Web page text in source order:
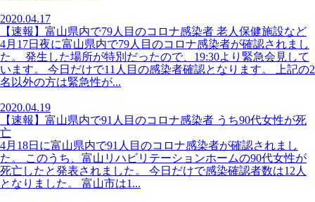
2020.04.17
【速報】富山県内で79人目のコロナ感染者 老人保健施設など
4月17日夜に富山県内で79人目のコロナ感染者が確認されまし
た。 発生した場所が特別だったので、19:30より緊急会見して
います。 今日だけで11人目の感染者確認となります。 上記の2
名以外の方は緊急性が...
2020.04.19
【速報】富山県内で91人目のコロナ感染者 うち90代女性が死
亡
4月18日に富山県内で91人目のコロナ感染者が確認されまし
た。 このうち、富山リハビリテーションホームの90代女性が
死亡したと発表されました。 今日だけで感染確認者数は12人
となりました。 富山市は1...